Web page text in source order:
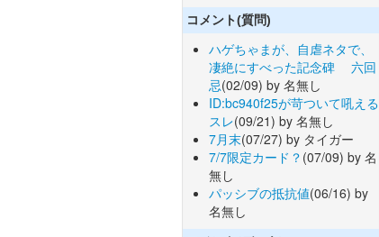
コメント(質問)
ハゲちゃまが、自虐ネタで、
凄絶にすべった記念碑 六回
忌(02/09) by 名無し
ID:bc940f25が苛ついて吼える
スレ(09/21) by 名無し
7月末(07/27) by タイガー
7/7限定カード？ (07/09) by 名
無し
パッシブの抵抗値(06/16) by
名無し